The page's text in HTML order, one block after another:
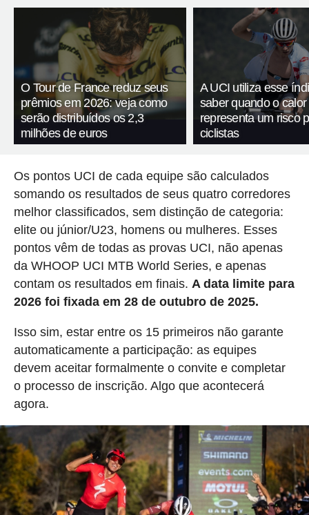
O Tour de France reduz seus
prêmios em 2026: veja como
serão distribuídos os 2,3
milhões de euros
A UCI utiliza esse
saber quando o calor
representa um risco
ciclistas
Os pontos UCI de cada equipe são calculados
somando os resultados de seus quatro corredores
melhor classificados, sem distinção de categoria:
elite ou júnior/U23, homens ou mulheres. Esses
pontos vêm de todas as provas UCI, não apenas
da WHOOP UCI MTB World Series, e apenas
contam os resultados em finais. A data limite para
2026 foi fixada em 28 de outubro de 2025.
Isso sim, estar entre os 15 primeiros não garante
automaticamente a participação: as equipes
devem aceitar formalmente o convite e completar
o processo de inscrição. Algo que acontecerá
agora.